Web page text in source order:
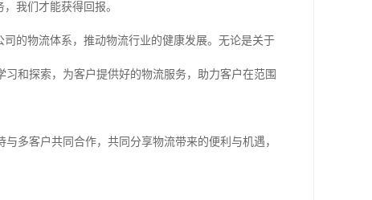
我们才能获得回报。
的物流体系，推动物流行业的健康发展。无论是关于
和探索，为客户提供好的物流服务，助力客户在范围
多客户共同合作，共同分享物流带来的便利与机遇，